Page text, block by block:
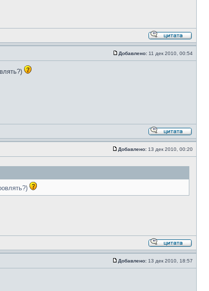
Добавлено: 11 дек 2010, 00:54
Добавлено: 13 дек 2010, 00:20
Добавлено: 13 дек 2010, 18:57